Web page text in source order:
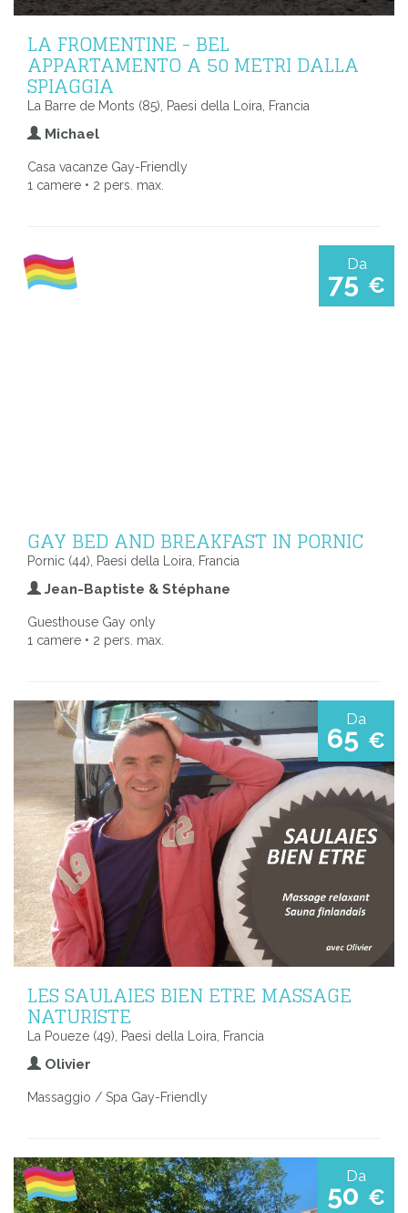
LA FROMENTINE - BEL
APPARTAMENTO A 50 METRI DALLA
SPIAGGIA
La Barre de Monts (85), Paesi della Loira, Francia
Michael
Casa vacanze Gay-Friendly
1 camere • 2 pers. max.
Da
75 €
GAY BED AND BREAKFAST IN PORNIC
Pornic (44), Paesi della Loira, Francia
Jean-Baptiste & Stéphane
Guesthouse Gay only
1 camere • 2 pers. max.
Da
65 €
LES SAULAIES BIEN ETRE MASSAGE
NATURISTE
La Poueze (49), Paesi della Loira, Francia
Olivier
Massaggio / Spa Gay-Friendly
Da
50 €